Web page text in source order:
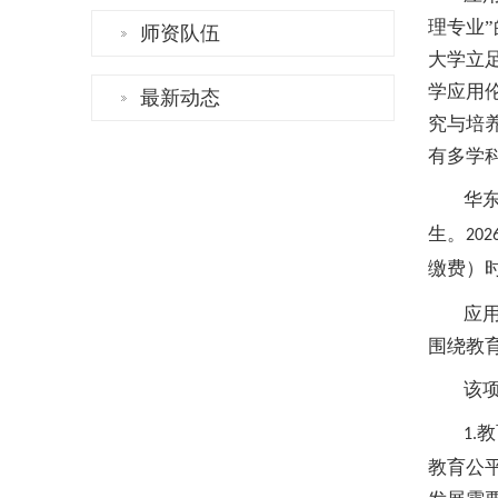
师资队伍
最新动态
理专业
大学立
学应用
究与培
有多学
华
生。
缴费）
应
围绕教
该
1.
教育公